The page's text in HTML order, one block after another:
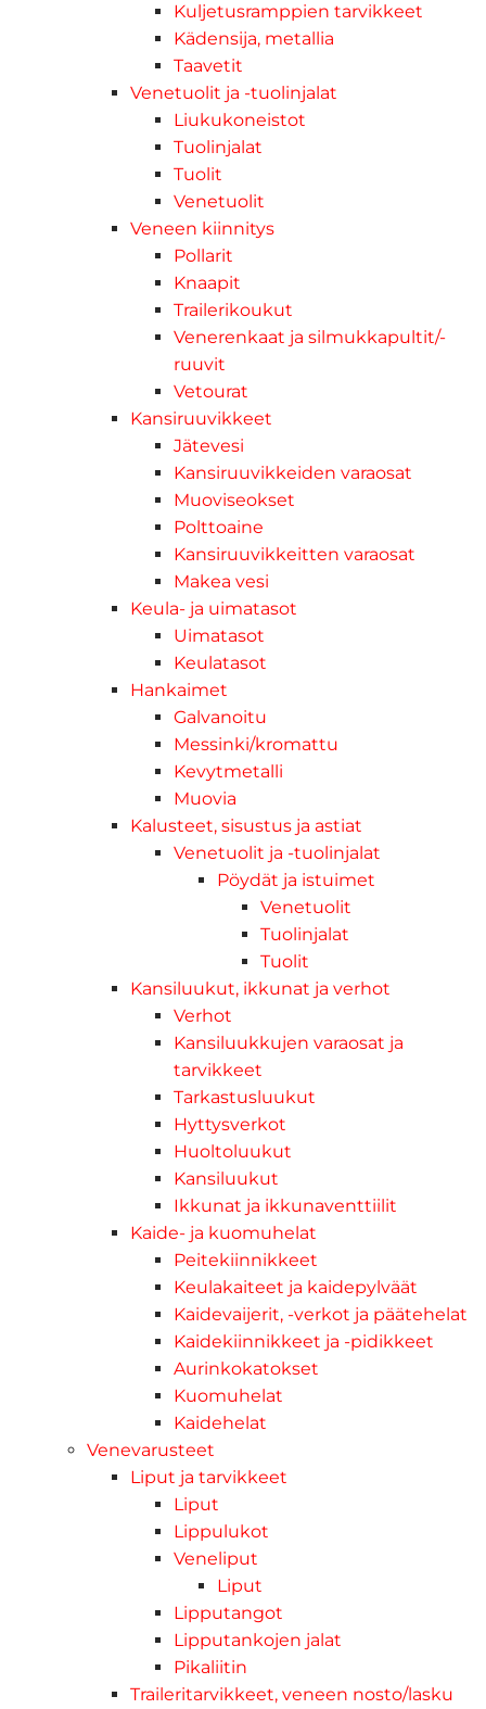
Kuljetusramppien tarvikkeet
Kädensija, metallia
Taavetit
Venetuolit ja -tuolinjalat
Liukukoneistot
Tuolinjalat
Tuolit
Venetuolit
Veneen kiinnitys
Pollarit
Knaapit
Trailerikoukut
Venerenkaat ja silmukkapultit/-
ruuvit
Vetourat
Kansiruuvikkeet
Jätevesi
Kansiruuvikkeiden varaosat
Muoviseokset
Polttoaine
Kansiruuvikkeitten varaosat
Makea vesi
Keula- ja uimatasot
Uimatasot
Keulatasot
Hankaimet
Galvanoitu
Messinki/kromattu
Kevytmetalli
Muovia
Kalusteet, sisustus ja astiat
Venetuolit ja -tuolinjalat
Pöydät ja istuimet
Venetuolit
Tuolinjalat
Tuolit
Kansiluukut, ikkunat ja verhot
Verhot
Kansiluukkujen varaosat ja
tarvikkeet
Tarkastusluukut
Hyttysverkot
Huoltoluukut
Kansiluukut
Ikkunat ja ikkunaventtiilit
Kaide- ja kuomuhelat
Peitekiinnikkeet
Keulakaiteet ja kaidepylväät
Kaidevaijerit, -verkot ja päätehelat
Kaidekiinnikkeet ja -pidikkeet
Aurinkokatokset
Kuomuhelat
Kaidehelat
Venevarusteet
Liput ja tarvikkeet
Liput
Lippulukot
Veneliput
Liput
Lipputangot
Lipputankojen jalat
Pikaliitin
Traileritarvikkeet, veneen nosto/lasku